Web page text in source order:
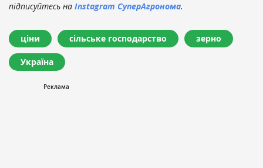
підписуйтесь на Instagram СуперАгронома.
ціни сільське господарство зерно
Україна